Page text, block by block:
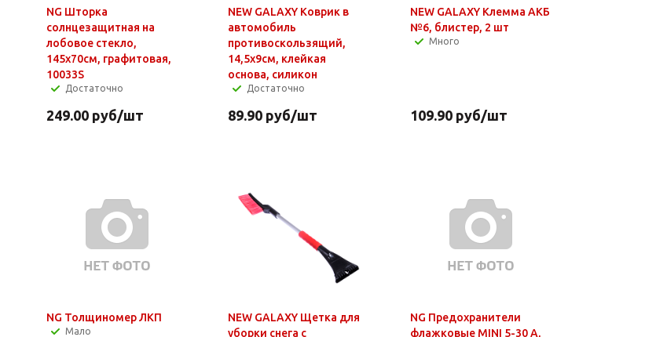
NG Шторка
солнцезащитная на
лобовое стекло,
145x70см, графитовая,
10033S
Достаточно
249.00руб/шт
NEW GALAXY Коврик в
автомобиль
противоскользящий,
14,5x9см, клейкая
основа, силикон
Достаточно
89.90 руб/шт
NEW GALAXY Клемма АКБ
№6, блистер, 2 шт
Много
109.90руб/шт
NG Толщиномер ЛКП
Мало
NEW GALAXY Щетка для
уборки снега с
NG Предохранители
флажковые MINI 5-30 А,